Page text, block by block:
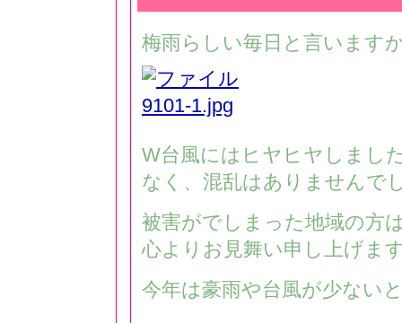
梅雨らしい毎日と言います
W台風にはヒヤヒヤしまし
なく、混乱はありませんで
被害がでしまった地域の方
心よりお見舞い申し上げま
今年は豪雨や台風が少ない